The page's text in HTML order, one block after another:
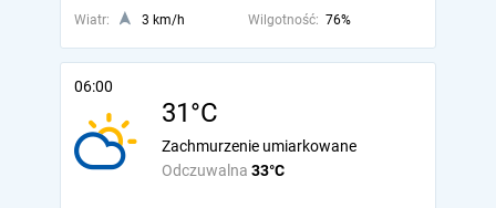
Wiatr:
3 km/h Wilgotność: 76%
06:00
31°C
Odczuwalna 33°C
Zachmurzenie umiarkowane